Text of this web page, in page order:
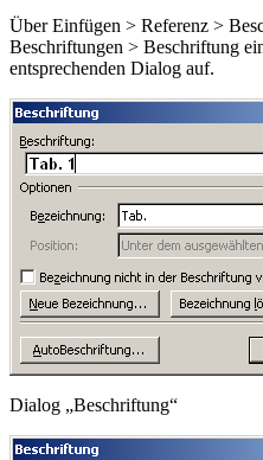
ÜberEinfügen > Referenz >
Beschriftungen > Beschriftung
entsprechenden Dialog auf.
Dialog „Beschriftung“